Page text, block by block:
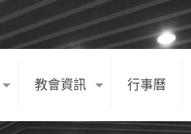
教會資訊 行事曆